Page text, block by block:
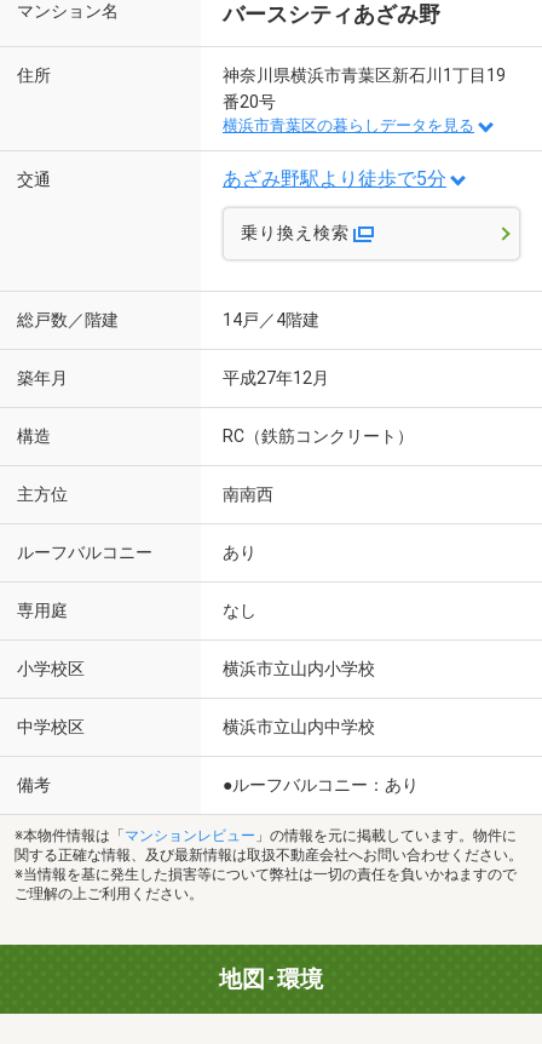
マンション名 バースシティあざみ野
住所
神奈川県横浜市青葉区新石川1丁目19
番20号
横浜市青葉区の暮らしデータを見る
交通 あざみ野駅より徒歩で5分
乗り換え検索
総戸数／階建 14戸／4階建
築年月 平成27年12月
構造 RC（鉄筋コンクリート）
主方位 南南西
ルーフバルコニー あり
専用庭 なし
小学校区 横浜市立山内小学校
中学校区 横浜市立山内中学校
備考 ●ルーフバルコニー：あり
※本物件情報は「 マンションレビュー 」の情報を元に掲載しています。物件に
関する正確な情報、及び最新情報は取扱不動産会社へお問い合わせください。
※当情報を基に発生した損害等について弊社は一切の責任を負いかねますので
ご理解の上ご利用ください。
地図･環境